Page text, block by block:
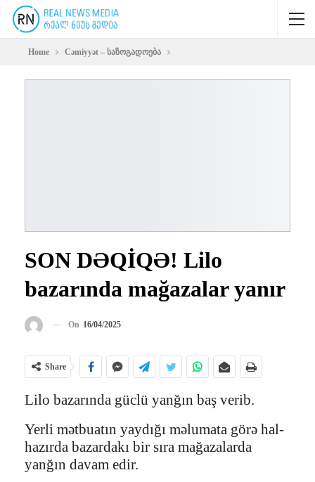
Home Cəmiyyət – საზოგადოება
SON DƏQİQƏ! Lilo
bazarında mağazalar yanır
On 16/04/2025
Share
Lilo bazarında güclü yanğın baş verib.
Yerli mətbuatın yaydığı məlumata görə hal-
hazırda bazardakı bir sıra mağazalarda
yanğın davam edir.